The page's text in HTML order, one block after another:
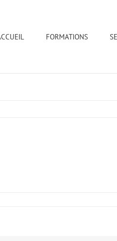
FORMATIONS